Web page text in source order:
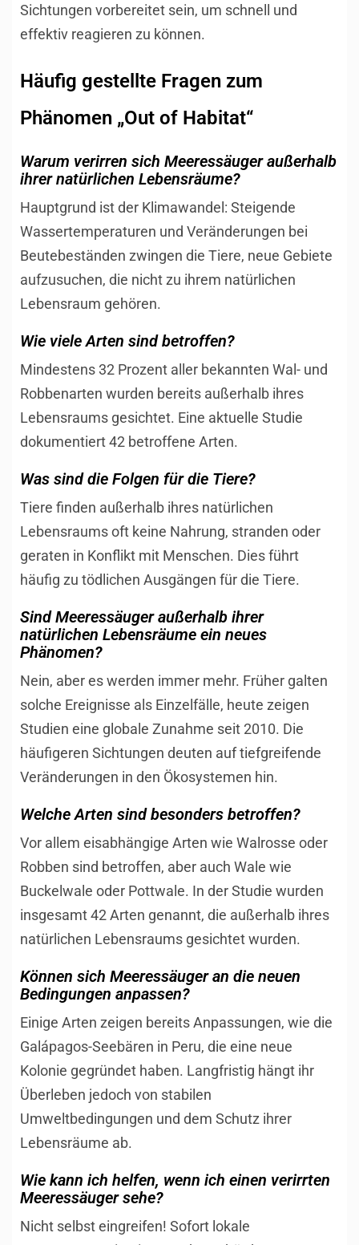
Sichtungen vorbereitet sein, um schnell und
effektiv reagieren zu können.
Häufig gestellte Fragen zum
Phänomen „Out of Habitat“
Warum verirren sich Meeressäuger außerhalb
ihrer natürlichen Lebensräume?
Hauptgrund ist der Klimawandel: Steigende
Wassertemperaturen und Veränderungen bei
Beutebeständen zwingen die Tiere, neue Gebiete
aufzusuchen, die nicht zu ihrem natürlichen
Lebensraum gehören.
Wie viele Arten sind betroffen?
Mindestens 32 Prozent aller bekannten Wal- und
Robbenarten wurden bereits außerhalb ihres
Lebensraums gesichtet. Eine aktuelle Studie
dokumentiert 42 betroffene Arten.
Was sind die Folgen für die Tiere?
Tiere finden außerhalb ihres natürlichen
Lebensraums oft keine Nahrung, stranden oder
geraten in Konflikt mit Menschen. Dies führt
häufig zu tödlichen Ausgängen für die Tiere.
Sind Meeressäuger außerhalb ihrer
natürlichen Lebensräume ein neues
Phänomen?
Nein, aber es werden immer mehr. Früher galten
solche Ereignisse als Einzelfälle, heute zeigen
Studien eine globale Zunahme seit 2010. Die
häufigeren Sichtungen deuten auf tiefgreifende
Veränderungen in den Ökosystemen hin.
Welche Arten sind besonders betroffen?
Vor allem eisabhängige Arten wie Walrosse oder
Robben sind betroffen, aber auch Wale wie
Buckelwale oder Pottwale. In der Studie wurden
insgesamt 42 Arten genannt, die außerhalb ihres
natürlichen Lebensraums gesichtet wurden.
Können sich Meeressäuger an die neuen
Bedingungen anpassen?
Einige Arten zeigen bereits Anpassungen, wie die
Galápagos-Seebären in Peru, die eine neue
Kolonie gegründet haben. Langfristig hängt ihr
Überleben jedoch von stabilen
Umweltbedingungen und dem Schutz ihrer
Lebensräume ab.
Wie kann ich helfen, wenn ich einen verirrten
Meeressäuger sehe?
Nicht selbst eingreifen! Sofort lokale